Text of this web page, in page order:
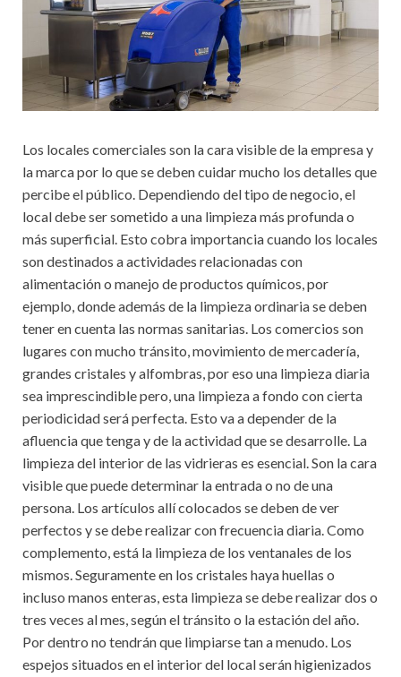
Los locales comerciales son la cara visible de la empresa y
la marca por lo que se deben cuidar mucho los detalles que
percibe el público. Dependiendo del tipo de negocio, el
local debe ser sometido a una limpieza más profunda o
más superficial. Esto cobra importancia cuando los locales
son destinados a actividades relacionadas con
alimentación o manejo de productos químicos, por
ejemplo, donde además de la limpieza ordinaria se deben
tener en cuenta las normas sanitarias. Los comercios son
lugares con mucho tránsito, movimiento de mercadería,
grandes cristales y alfombras, por eso una limpieza diaria
sea imprescindible pero, una limpieza a fondo con cierta
periodicidad será perfecta. Esto va a depender de la
afluencia que tenga y de la actividad que se desarrolle. La
limpieza del interior de las vidrieras es esencial. Son la cara
visible que puede determinar la entrada o no de una
persona. Los artículos allí colocados se deben de ver
perfectos y se debe realizar con frecuencia diaria. Como
complemento, está la limpieza de los ventanales de los
mismos. Seguramente en los cristales haya huellas o
incluso manos enteras, esta limpieza se debe realizar dos o
tres veces al mes, según el tránsito o la estación del año.
Por dentro no tendrán que limpiarse tan a menudo. Los
espejos situados en el interior del local serán higienizados